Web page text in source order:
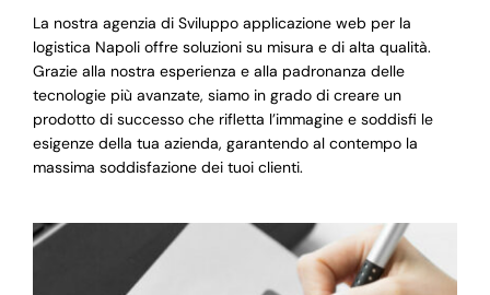
La nostra agenzia di Sviluppo applicazione web per la
logistica Napoli offre soluzioni su misura e di alta qualità.
Grazie alla nostra esperienza e alla padronanza delle
tecnologie più avanzate, siamo in grado di creare un
prodotto di successo che rifletta l’immagine e soddisfi le
esigenze della tua azienda, garantendo al contempo la
massima soddisfazione dei tuoi clienti.